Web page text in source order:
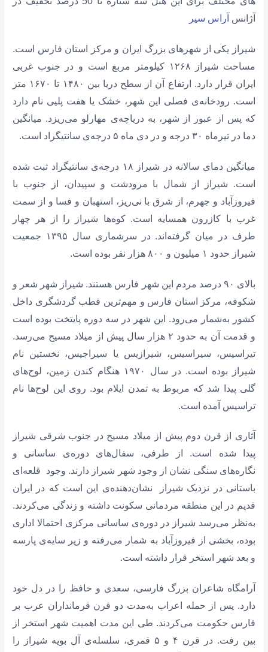
آژانس آراس سیر
شیراز یکی از شهرهای بزرگ ایران و مرکز استان فارس است.
مساحت شیراز ۱۲۶۸ کیلومتر مربع است و در جنوب غربی
ایران قرار دارد. ارتفاع آن از سطح دریا بین ۱۴۸۰ تا ۱۶۷۰ متر
است. رودخانه‌ی فصلی این شهر، خشک یا هفت پلیی نام دارد
که پس از عبور از شهر،‌ به دریاچه‌ی مهارلو می‌ریزد. میانگین
دما در تیرماه ۳۰ درجه و در دی ماه ۵ درجه‌ی سانتیگراد است.
میانگین دمای سالانه در شیراز ۱۸ درجه‌ی سانتیگراد ثبت شده
است. شیراز از شمال با مرودشت و سپیدان، از جنوب با
فیروزآباد و جهرم، از شرق با نی‌ریز، استهبان و فسا و از سمت
غرب با کازرون همسایه است. کوه‌ها شیراز را از هر چهار
طرف در میان گرفته‌اند. در سرشماری سال ۱۳۹۵ جمعیت
شیراز حدود ۱ میلیون و ۸۰۰ هزار نفر بوده است.
بالای ۹۰ درصد مردم این شهر فارس هستند. شیراز شهر شعر و
شکوفه، مرکز استان فارس و مهم‌ترین قطب‌ گردشگری داخل
کشور به‌شمار می‌رود. این شهر در سه دوره پایتخت بوده است
و قدمت آن به حدود ۲ هزار سال پیش از میلاد مسیح می‌رسد.
تیراسیس،‌ سیراسیس، شیرازیس یا سیراجیس، نخستین نام
شیراز بوده است. در سال ۱۹۷۰ هنگام کندن زمین،‌ لوح‌های
گلی پیدا شد که مربوط به تمدن ایلام بود. روی این لوح‌ها نام
تراسیس آمده است.
آثاری از قرن دوم پیش از میلاد مسیح در جنوب شرقی شیراز
پیدا شده است. از طرفی، سفال‌های دوره‌ی ساسانی و
نگاره‌های سنگی نشان از وجود شهر شیراز دارند. وجود قلعه‌ای
باستانی در نزدیک شیراز نشان‌دهنده‌ی این است که در ایران
قدیم در این منطقه‌ مردمانی سکونت داشته و زندگی می‌کردند.
به‌نظر می‌رسد شیراز در دوره‌ی ساسانی مرکزی احتمالا اداری
بوده، بخشی از فیروز‌آباد به شمار می‌رفته و زیر سایه‌ی پارسه
و بعد شهر استخر قرار داشته است.
آرامگاه شاعران بزرگ فارسی، سعدی و حافظ را در دل خود
دارد. پس از حمله اعراب به‌مدت دو قرن فرمانداران عرب بر
فارس حکومت می‌کردند. طی این مدت اهمیت شهر استخر از
بین رفت. در قرن ۴ و ۵ قمری، سلسله‌ی آل بویه شیراز را